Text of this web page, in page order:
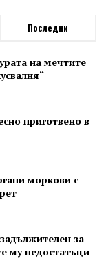
Последни
на мечтите
приготвено в
моркови с
за
му недостатъци